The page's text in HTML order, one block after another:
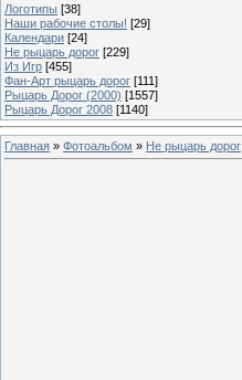
Логотипы [38]
Наши рабочие столы! [29]
Календари [24]
Не рыцарь дорог [229]
Из Игр [455]
Фан-Арт рыцарь дорог [111]
Рыцарь Дорог (2000) [1557]
Рыцарь Дорог 2008 [1140]
Главная » Фотоальбом » Не рыцарь дорог